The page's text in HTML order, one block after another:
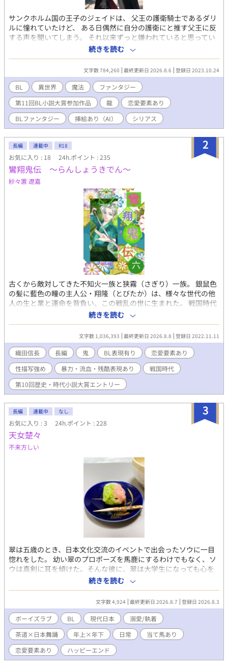
サンクホルム国の王子のジェイドは、 父王の護衛騎士であるダリ
ルに憧れていたけど、 ある日偶然に自分の護衛にと推す父王に反
する声を聞いてしまう。 それ以来ずっと嫌われていると思ってい
た王子だったが少しずつ打ち解けて いつかはそれが愛に変わって
いることに気付いた。 それと同時に何故父王が最強の自身の護衛
を自分につけたのか理解す時が来る。 王家はある者に裏切りによ
り、 無惨にもその策に敗れてしまう。 剣が苦手でずっと魔法の研
究をしていた王子は、 責めて騎士だけは助けようと、 刃にかかる
寸前の所でとうの昔に失ったとされる 時戻しの術をかけるが…
続きを読む
文字数 784,260 最終更新日 2026.8.6 登録日 2023.10.24
BL 異世界 魔法
ファンタジー
第11回BL小説大賞参加作品
龍
恋愛要素あり
BLファンタジー
挿絵あり（AI） シリアス
2
長編 連載中 R18
お気に入り : 18 24h.ポイント : 235
鸞翔鬼伝 〜らんしょうきでん〜
紗々置 遼嘉
古くから敵対してきた不知火一族と狭霧（さぎり）一族。 銀鼠色
の髪に藍色の瞳の主人公・翔隆（とびたか）は、様々な世代の他
人の生と業と運命を背負い、この戦乱の世に生まれた。 戦国時代
の武将達と関わりながら必死に生きていく主人公の物語。 ＢＬな
伽とその他過酷な描写、男女の関係が出ます。 話の中で睦言が出
る時は題名と作中に※を付けます。苦手な方は避けて下さい。
続きを読む
文字数 1,036,393 最終更新日 2026.8.8 登録日 2022.11.11
織田信長 長編 鬼 BL表現有り
恋愛要素あり
性描写強め
暴力・流血・残酷表現あり
戦国時代
第10回歴史・時代小説大賞エントリー
3
長編 連載中 なし
お気に入り : 3 24h.ポイント : 228
天女楚々
不来方しい
翠は五歳のとき、日本文化交流のイベントで出会ったソウに一目
惚れをした。 幼い翠のプロポーズを馬鹿にするわけでもなく、ソ
ウは真剣に耳を傾けた。そんな彼に、翠は大学生になっても心を
奪われ続けていた。 翠は親の付き合いで日本舞踊を始め、大学生
になってからも続けていた。五月に行われる舞台で舞いを披露す
るが、そこで大人になったソウと出会う。だが横やりが入ってし
まい、結局話すこともできず最悪の再会となってしまった。 のち
に彼は茶道の家の人間だと知り、ソウとしかわからなかった人物
を知ることができた。早ければ夏休み中の日本文化交流のイベン
トで会えるかもしれないと希望を持つ。 翠は天女として舞った。
人々を魅了する中、ソウもまた翠の舞いに目を奪われていた。 最
悪の再会から数か月後に出会えたが、今度は熱中症で倒れてしま
続きを読む
文字数 4,924 最終更新日 2026.8.7 登録日 2026.8.3
ボーイズラブ BL 現代日本
溺愛/執着
茶道×日本舞踊
年上×年下 日常
当て馬あり
恋愛要素あり
ハッピーエンド